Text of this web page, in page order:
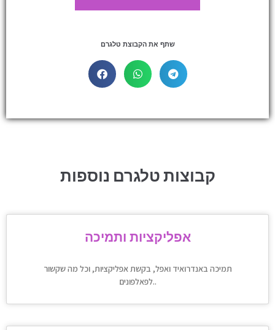
שתף את הקבוצת טלגרם
קבוצות טלגרם נוספות
אפליקציות ותמיכה
תמיכה באנדרואיד ואפל, בקשת אפליקציות, וכל מה שקשור
לפאלפונים..